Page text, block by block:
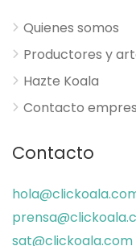
Quienes somos
Productores y
Hazte Koala
Contacto
Contacto
sat@clickoala.com